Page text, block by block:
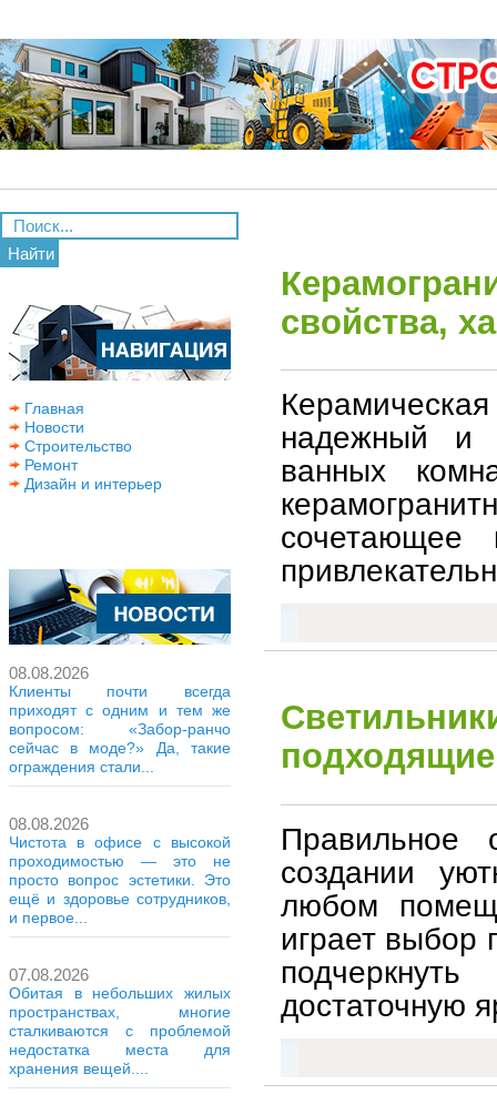
Найти
Главная
Новости
Строительство
Ремонт
Дизайн и интерьер
08.08.2026
Клиенты почти всегда
приходят с одним и тем же
вопросом: «Забор-ранчо
сейчас в моде?» Да, такие
ограждения стали...
08.08.2026
Чистота в офисе с высокой
проходимостью — это не
просто вопрос эстетики. Это
ещё и здоровье сотрудников,
и первое...
07.08.2026
Обитая в небольших жилых
пространствах, многие
сталкиваются с проблемой
недостатка места для
хранения вещей....
свойства,
надежный и
ванных
сочетающее
Правильное
создании
любом
играет выбор
достаточную